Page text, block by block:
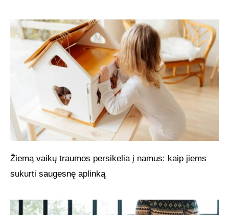
Žiemą vaikų traumos persikelia į namus: kaip jiems
sukurti saugesnę aplinką